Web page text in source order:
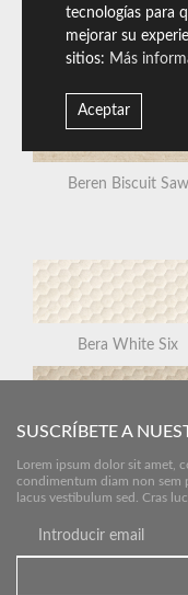
Beren Biscuit Saw
Bera White Six
SUSCRÍBETE A
Lorem ipsum dolor sit amet,
condimentum diam non sem
lacus vestibulum sed. Cras
tecnologías para
mejorar su
sitios: Más
Aceptar